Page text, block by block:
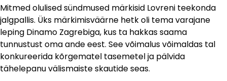
Mitmed olulised sündmused märkisid Lovreni teekonda
jalgpallis. Üks märkimisväärne hetk oli tema varajane
leping Dinamo Zagrebiga, kus ta hakkas saama
tunnustust oma ande eest. See võimalus võimaldas tal
konkureerida kõrgematel tasemetel ja pälvida
tähelepanu välismaiste skautide seas.